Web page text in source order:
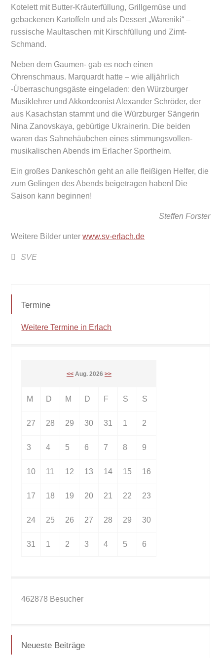
Kotelett mit Butter-Kräuterfüllung, Grillgemüse und
gebackenen Kartoffeln und als Dessert „Wareniki“ –
russische Maultaschen mit Kirschfüllung und Zimt-
Schmand.
Neben dem Gaumen- gab es noch einen
Ohrenschmaus. Marquardt hatte – wie alljährlich
-Überraschungsgäste eingeladen: den Würzburger
Musiklehrer und Akkordeonist Alexander Schröder, der
aus Kasachstan stammt und die Würzburger Sängerin
Nina Zanovskaya, gebürtige Ukrainerin. Die beiden
waren das Sahnehäubchen eines stimmungsvollen-
musikalischen Abends im Erlacher Sportheim.
Ein großes Dankeschön geht an alle fleißigen Helfer, die
zum Gelingen des Abends beigetragen haben! Die
Saison kann beginnen!
Steffen Forster
Weitere Bilder unterwww.sv-erlach.de
SVE
Termine
Weitere Termine in Erlach
<<Aug. 2026 >>
M D M D F S S
27 28 29 30 31 1 2
3 4 5 6 7 8 9
10 11 12 13 14 15 16
17 18 19 20 21 22 23
24 25 26 27 28 29 30
31 1 2 3 4 5 6
462878 Besucher
Neueste Beiträge